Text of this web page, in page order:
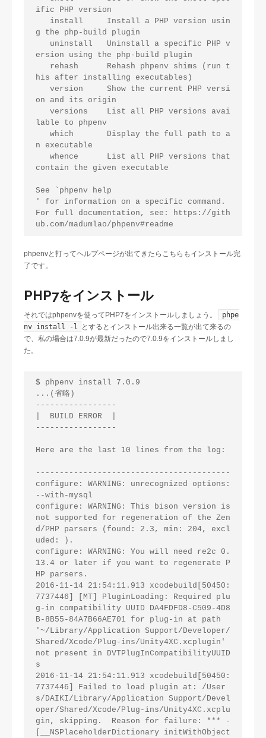
ific PHP version
g the php-build plugin
ersion using the php-build plugin
his after installing executables)
on and its origin
lable to phpenv
n executable
contain the given executable
See `phpenv help
' for information on a specific command.
For full documentation, see: https://gith
phpenvと打ってヘルプページが出てきたらこちらもインストール完
了です。
PHP7をインストール
それではphpenvを使ってPHP7をインストールしましょう。
phpe
nv install -l
とするとインストール出来る一覧が出て来るの
で、私の場合は7.0.9が最新だったので7.0.9をインストールしまし
た。
$ phpenv install 7.0.9
...(省略)
-----------------
|  BUILD ERROR  |
-----------------
Here are the last 10 lines from the log:
-----------------------------------------
configure: WARNING: unrecognized options:
--with-mysql
configure: WARNING: This bison version is
not supported for regeneration of the Zen
d/PHP parsers (found: 2.3, min: 204, excl
uded: ).
configure: WARNING: You will need re2c 0.
13.4 or later if you want to regenerate P
HP parsers.
2016-11-14 21:54:11.913 xcodebuild[50450:
7737446] [MT] PluginLoading: Required plu
g-in compatibility UUID DA4FDFD8-C509-4D8
B-8B55-84A7B66AE701 for plug-in at path
'~/Library/Application Support/Developer/
Shared/Xcode/Plug-ins/Unity4XC.xcplugin'
not present in DVTPlugInCompatibilityUUID
s
2016-11-14 21:54:11.913 xcodebuild[50450:
7737446] Failed to load plugin at: /User
s/DAIKI/Library/Application Support/Devel
oper/Shared/Xcode/Plug-ins/Unity4XC.xcplu
gin, skipping.  Reason for failure: *** -
[__NSPlaceholderDictionary initWithObject